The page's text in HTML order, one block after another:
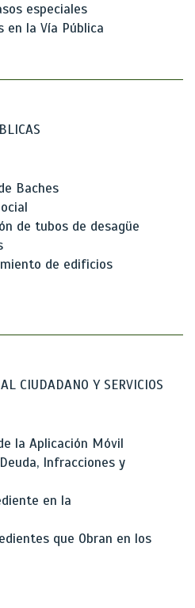
especiales
en la Vía Pública
Baches
de tubos de desagüe
de edificios
CIUDADANO Y SERVICIOS
la Aplicación Móvil
Infracciones y
en la
que Obran en los